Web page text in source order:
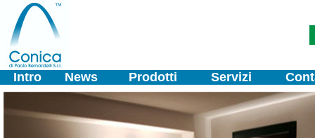
Intro News Prodotti Servizi